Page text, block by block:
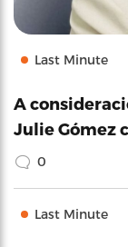
Last Minute
A
Julie Gómez
0
Last Minute